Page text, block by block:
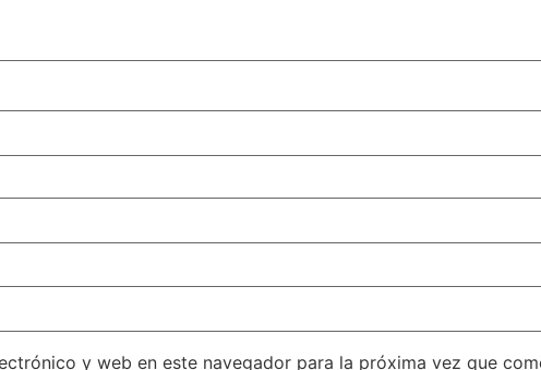
y web en este navegador para la próxima vez que